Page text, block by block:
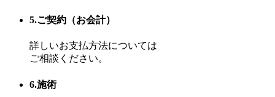
5.ご契約（お会計）
詳しいお支払方法については
ご相談ください。
6.施術